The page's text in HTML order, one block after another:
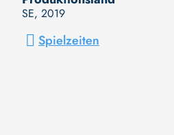
SE, 2019
Spielzeiten